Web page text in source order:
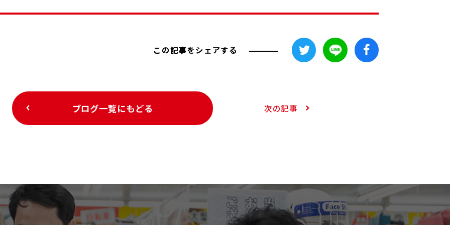
この記事をシェアする
ブログ一覧にもどる 次の記事